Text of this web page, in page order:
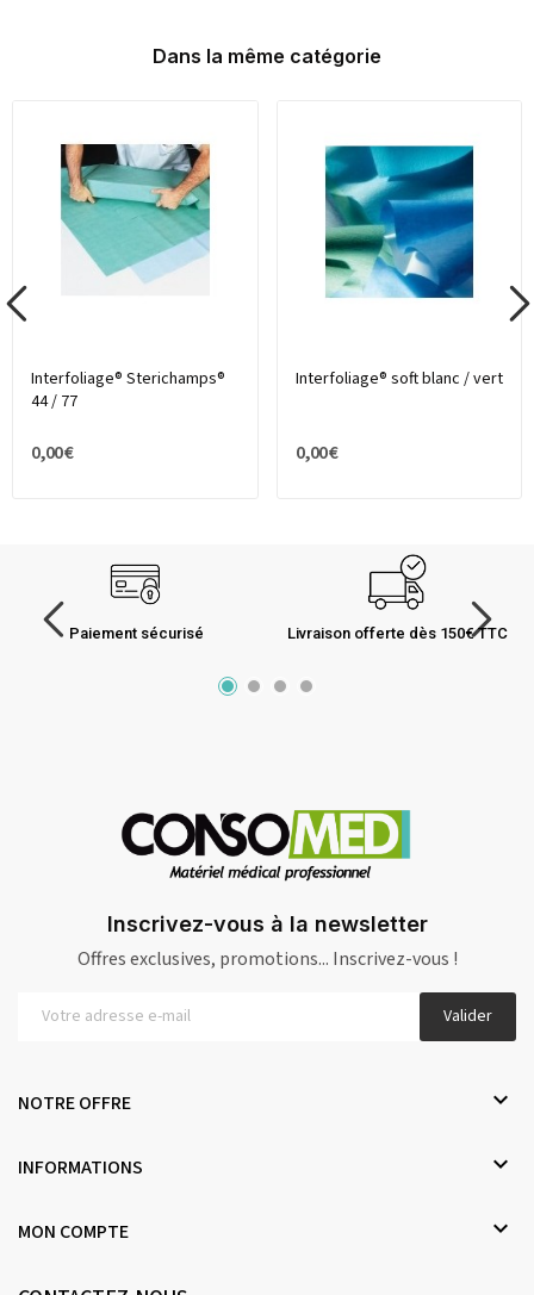
Dans la même catégorie
Interfoliage® Sterichamps®
44 / 77
0,00 €
Interfoliage® soft blanc / vert
0,00 €
Paiement sécurisé Livraison offerte dès 150€ TTC
Inscrivez-vous à la newsletter
Offres exclusives, promotions... Inscrivez-vous !
Valider
NOTRE OFFRE 
INFORMATIONS 
MON COMPTE 